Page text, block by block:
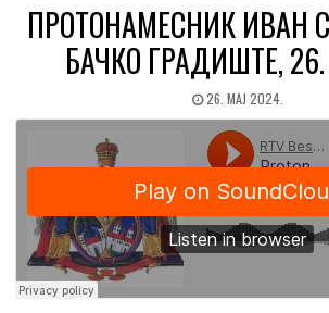
ПРОТОНАМЕСНИК ИВАН
БАЧКО ГРАДИШТЕ, 26.
26. МАЈ 2024.